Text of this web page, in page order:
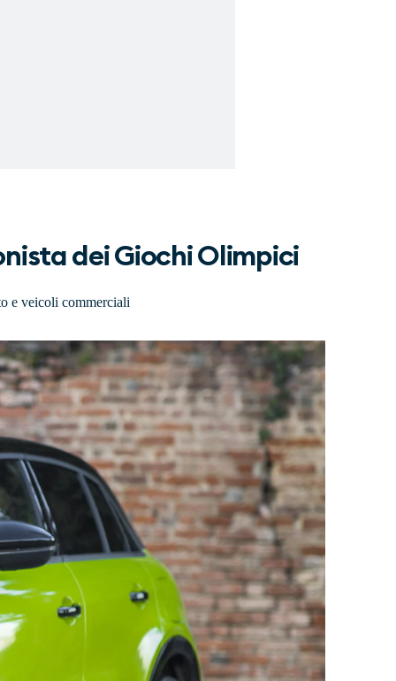
dei Giochi Olimpici
e veicoli commerciali